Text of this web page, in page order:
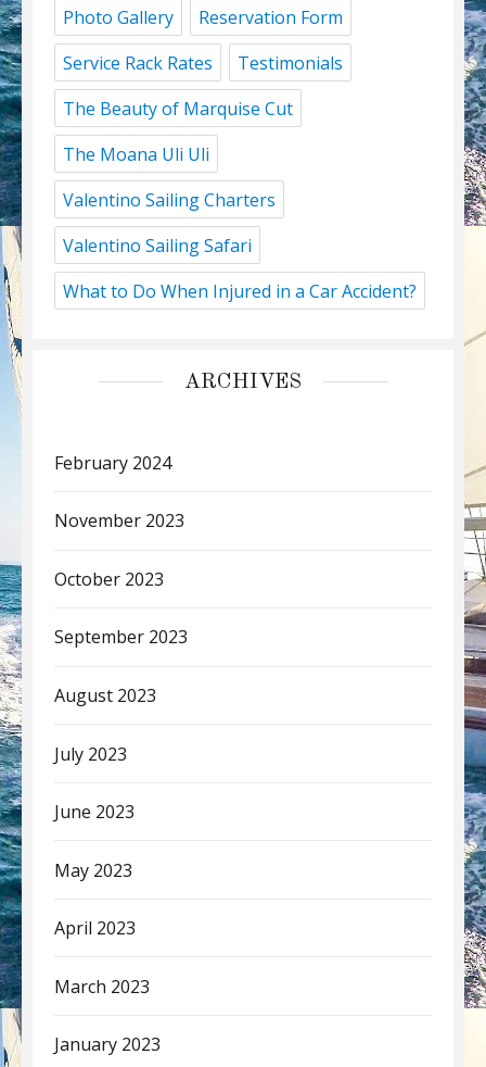
Photo Gallery
Reservation Form
Service Rack Rates
Testimonials
The Beauty of Marquise Cut
The Moana Uli Uli
Valentino Sailing Charters
Valentino Sailing Safari
What to Do When Injured in a Car Accident?
ARCHIVES
February 2024
November 2023
October 2023
September 2023
August 2023
July 2023
June 2023
May 2023
April 2023
March 2023
January 2023